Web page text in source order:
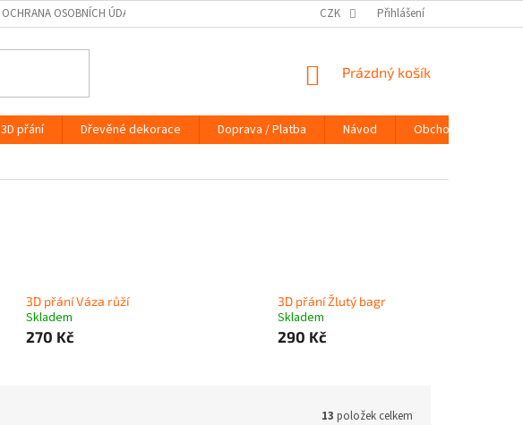
OCHRANA OSOBNÍCH ÚDAJŮ NÁVOD KONTAKTY
CZK Přihlášení
NÁKUPNÍ
Prázdný košík
3D přání Dřevěné dekorace Doprava / Platba Návod
Obchodní podmínky
3D přání Váza růží
Skladem
270 Kč
3D přání Žlutý bagr
Skladem
290 Kč
13 položek celkem